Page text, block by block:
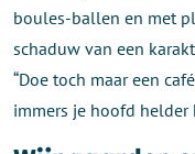
boules-ballen en met
schaduw van een
“Doe toch maar een
immers je hoofd helder